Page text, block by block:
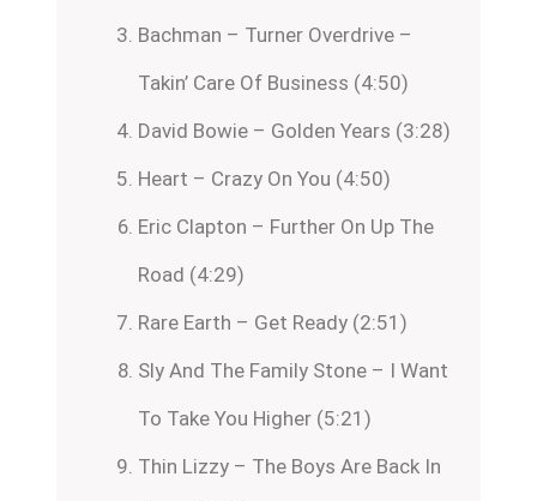
Bachman – Turner Overdrive –
Takin’ Care Of Business (4:50)
David Bowie – Golden Years (3:28)
Heart – Crazy On You (4:50)
Eric Clapton – Further On Up The
Road (4:29)
Rare Earth – Get Ready (2:51)
Sly And The Family Stone – I Want
To Take You Higher (5:21)
Thin Lizzy – The Boys Are Back In